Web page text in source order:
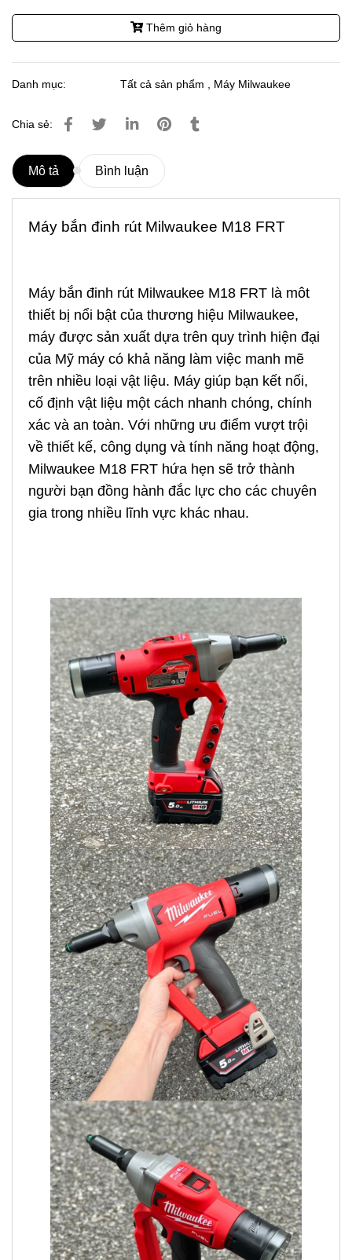
Thêm giỏ hàng
Danh mục: Tất cả sản phẩm , Máy Milwaukee
Chia sẻ:
Mô tả Bình luận
Máy bắn đinh rút Milwaukee M18 FRT
Máy bắn đinh rút Milwaukee M18 FRT là môt
thiết bị nổi bật của thương hiệu Milwaukee,
máy được sản xuất dựa trên quy trình hiện đại
của Mỹ máy có khả năng làm việc manh mẽ
trên nhiều loại vật liệu. Máy giúp bạn kết nối,
cố định vật liệu một cách nhanh chóng, chính
xác và an toàn. Với những ưu điểm vượt trội
về thiết kế, công dụng và tính năng hoạt động,
Milwaukee M18 FRT hứa hẹn sẽ trở thành
người bạn đồng hành đắc lực cho các chuyên
gia trong nhiều lĩnh vực khác nhau.